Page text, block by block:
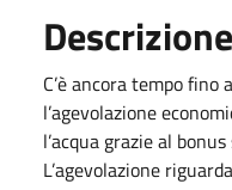
Descrizione
C’è ancora tempo
l’agevolazione
l’acqua grazie al
L’agevolazione